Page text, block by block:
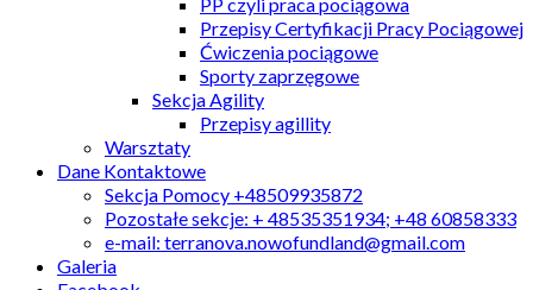
Przepisy Certyfikacji Pracy Pociągowej
Ćwiczenia pociągowe
Sporty zaprzęgowe
Sekcja Agility
Przepisy agillity
Warsztaty
Dane Kontaktowe
Sekcja Pomocy +48509935872
Pozostałe sekcje: + 48535351934; +48 60858333
e-mail: terranova.nowofundland@gmail.com
Galeria